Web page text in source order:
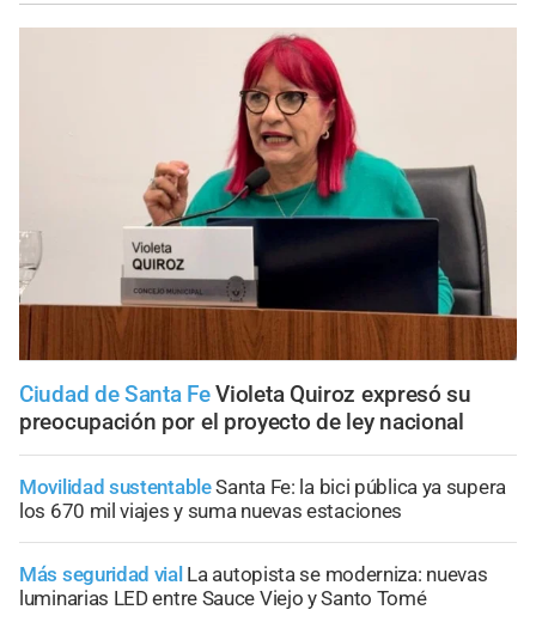
Ciudad de Santa Fe Violeta Quiroz expresó su
preocupación por el proyecto de ley nacional
Movilidad sustentableSanta Fe: la bici pública ya supera
los 670 mil viajes y suma nuevas estaciones
Más seguridad vial La autopista se moderniza: nuevas
luminarias LED entre Sauce Viejo y Santo Tomé